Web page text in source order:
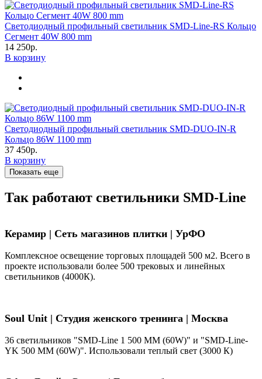
Светодиодный профильный светильник SMD-Line-RS Кольцо
Сегмент 40W 800 mm
14 250р.
В корзину
Светодиодный профильный светильник SMD-DUO-IN-R
Кольцо 86W 1100 mm
37 450р.
В корзину
Показать еще
Так работают светильники SMD-Line
Керамир | Сеть магазинов плитки | УрФО
Комплексное освещение торговых площадей 500 м2. Всего в
проекте использовали более 500 трековых и линейных
светильников (4000К).
Soul Unit | Студия женского тренинга | Москва
36 светильников "SMD-Line 1 500 ММ (60W)" и "SMD-Line-
YK 500 ММ (60W)". Использовали теплый свет (3000 К)